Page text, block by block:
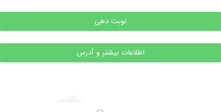
نوبت دهی
اطلاعات بیشتر و آدرس